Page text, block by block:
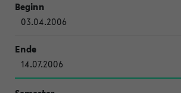
03.04.2006
14.07.2006